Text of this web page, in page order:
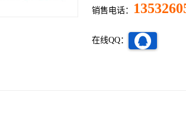
销售电话：
在线QQ：